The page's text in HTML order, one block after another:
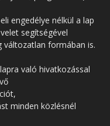
engedélye nélkül a lap
segítségével
változatlan formában is.
való hivatkozással
minden közlésnél